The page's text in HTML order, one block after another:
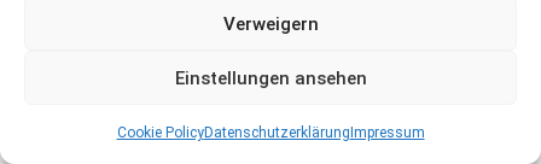
Verweigern
Einstellungen ansehen
Cookie PolicyDatenschutzerklärung Impressum